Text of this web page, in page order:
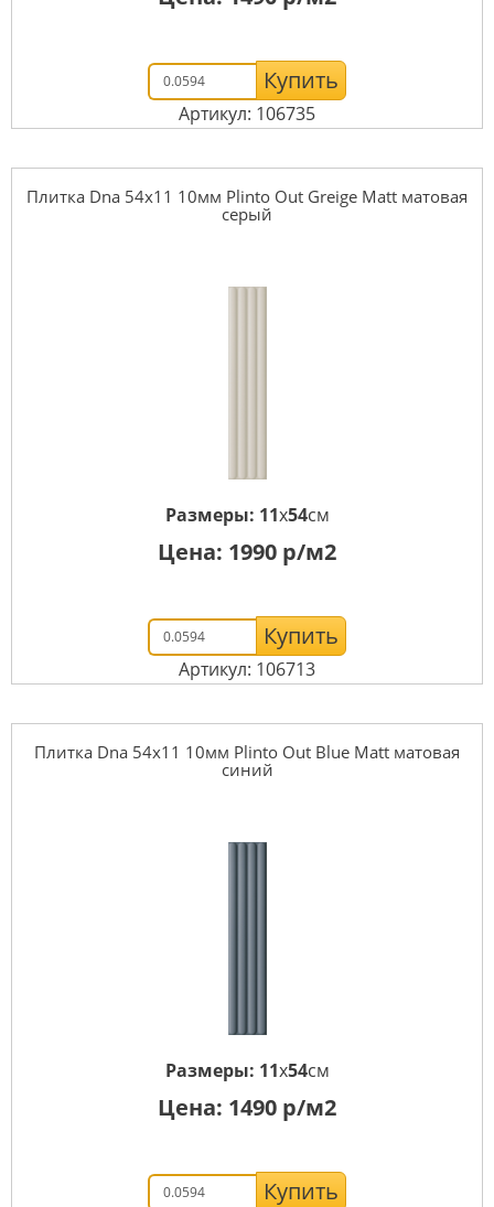
Купить
Артикул: 106735
Плитка Dna 54x11 10мм Plinto Out Greige Matt матовая
серый
Размеры: 11x54см
Цена: 1990 р/м2
Купить
Артикул: 106713
Плитка Dna 54x11 10мм Plinto Out Blue Matt матовая
синий
Размеры: 11x54см
Цена: 1490 р/м2
Купить